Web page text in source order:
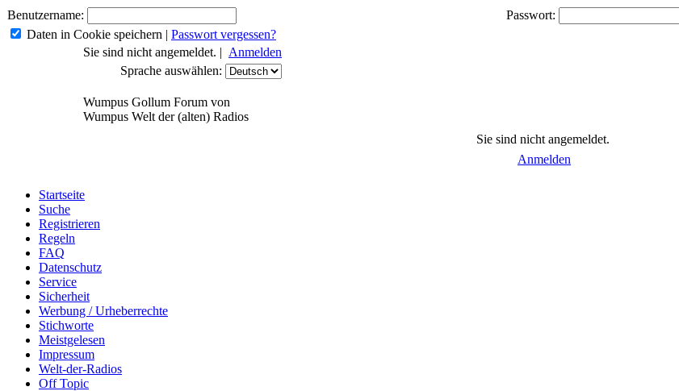
Benutzername:
Passwort:
Daten in Cookie speichern | Passwort vergessen?
Sie sind nicht angemeldet. | Anmelden
Sprache auswählen:
Wumpus Gollum Forum von
Wumpus Welt der (alten) Radios
Sie sind nicht angemeldet.
Anmelden
Startseite
Suche
Registrieren
Regeln
FAQ
Datenschutz
Service
Sicherheit
Werbung / Urheberrechte
Stichworte
Meistgelesen
Impressum
Welt-der-Radios
Off Topic